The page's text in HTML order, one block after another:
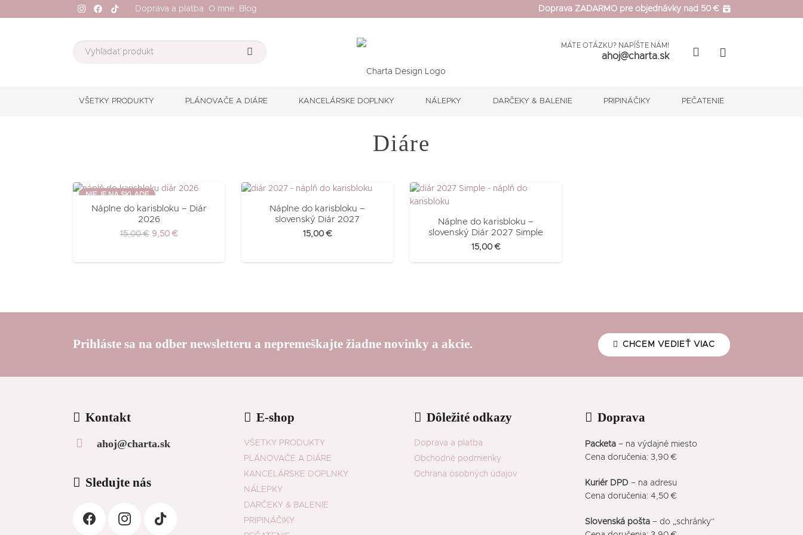
Doprava a platba O mne Blog Doprava ZADARMO pre objednávky nad 50 €
MÁTE OTÁZKU? NAPÍŠTE NÁM!
ahoj@charta.sk
VŠETKY PRODUKTY PLÁNOVAČE A DIÁRE KANCELÁRSKE DOPLNKY NÁLEPKY DARČEKY & BALENIE PRIPINÁČIKY PEČATENIE
Diáre
ZĽAVA!
NIE JE NA SKLADE
Náplne do karisbloku – Diár
2026
15,00€ 9,50€
Náplne do karisbloku –
slovenský Diár 2027
15,00€
Náplne do karisbloku –
slovenský Diár 2027 Simple
15,00€
Prihláste sa na odber newsletteru a nepremeškajte žiadne novinky a akcie. CHCEM VEDIEŤ VIAC
Kontakt
ahoj@charta.sk
Sledujte nás
E-shop
VŠETKY PRODUKTY
PLÁNOVAČE A DIÁRE
KANCELÁRSKE DOPLNKY
NÁLEPKY
DARČEKY & BALENIE
PRIPINÁČIKY
Dôležité odkazy
Doprava a platba
Obchodné podmienky
Ochrana osobných údajov
Doprava
Packeta– na výdajné miesto
Cena doručenia: 3,90 €
Kuriér DPD– na adresu
Cena doručenia: 4,50 €
Slovenská pošta – do „schránky“